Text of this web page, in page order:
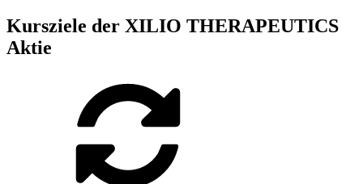
Kursziele der XILIO THERAPEUTICS
Aktie